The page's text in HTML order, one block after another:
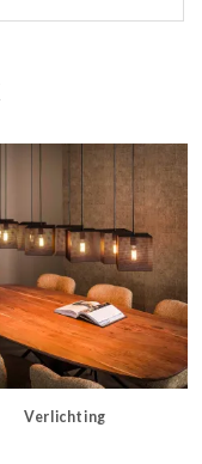
Verlichting